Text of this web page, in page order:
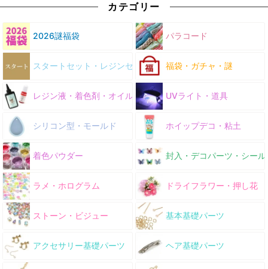
ャンディ 飴 バルーン
カテゴリー
2026謎福袋 パラコード
スタートセット・レジンセット 福袋・ガチャ・謎
レジン液・着色剤・オイル UVライト・道具
シリコン型・モールド ホイップデコ・粘土
着色パウダー 封入・デコパーツ・シール
ラメ・ホログラム ドライフラワー・押し花
ストーン・ビジュー 基本基礎パーツ
アクセサリー基礎パーツ ヘア基礎パーツ